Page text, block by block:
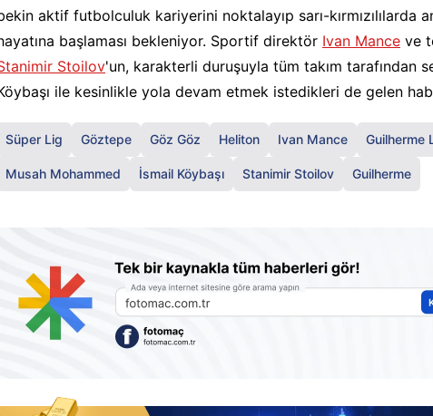
aktif futbolculuk kariyerini noktalayıp sarı-kırmızılılarda
başlaması bekleniyor. Sportif direktör Ivan Mance ve
Stoilov'un, karakterli duruşuyla tüm takım tarafından
ile kesinlikle yola devam etmek istedikleri de gelen
Süper Lig Göztepe Göz Göz Heliton Ivan Mance Guilherme
Musah Mohammed İsmail Köybaşı Stanimir Stoilov Guilherme